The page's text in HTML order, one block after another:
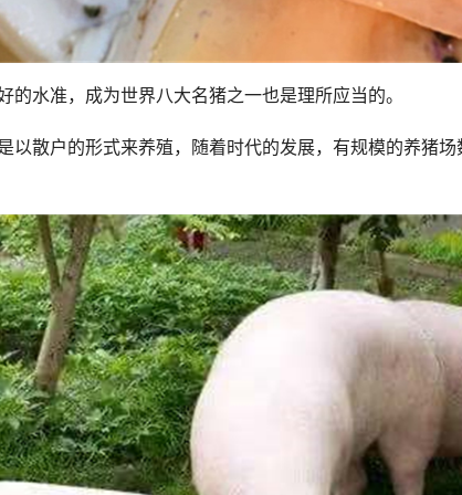
的水准，成为世界八大名猪之一也是理所应当的。
以散户的形式来养殖，随着时代的发展，有规模的养猪